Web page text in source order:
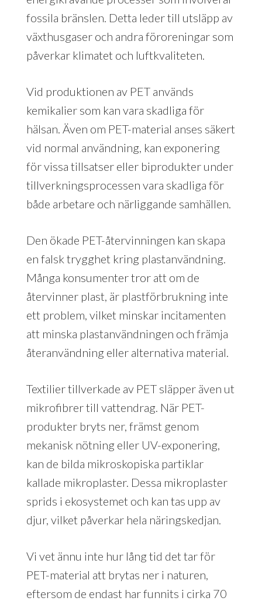
fossila bränslen. Detta leder till utsläpp av
växthusgaser och andra föroreningar som
påverkar klimatet och luftkvaliteten.
Vid produktionen av PET används
kemikalier som kan vara skadliga för
hälsan. Även om PET-material anses säkert
vid normal användning, kan exponering
för vissa tillsatser eller biprodukter under
tillverkningsprocessen vara skadliga för
både arbetare och närliggande samhällen.
Den ökade PET-återvinningen kan skapa
en falsk trygghet kring plastanvändning.
Många konsumenter tror att om de
återvinner plast, är plastförbrukning inte
ett problem, vilket minskar incitamenten
att minska plastanvändningen och främja
återanvändning eller alternativa material.
Textilier tillverkade av PET släpper även ut
mikrofibrer till vattendrag. När PET-
produkter bryts ner, främst genom
mekanisk nötning eller UV-exponering,
kan de bilda mikroskopiska partiklar
kallade mikroplaster. Dessa mikroplaster
sprids i ekosystemet och kan tas upp av
djur, vilket påverkar hela näringskedjan.
Vi vet ännu inte hur lång tid det tar för
PET-material att brytas ner i naturen,
eftersom de endast har funnits i cirka 70